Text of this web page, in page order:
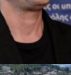
2026 · 17:27